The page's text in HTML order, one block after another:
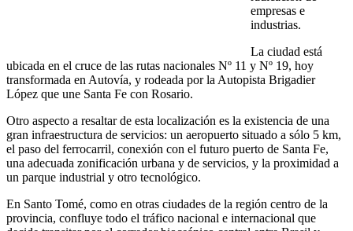
empresas e
industrias.
La ciudad está
ubicada en el cruce de las rutas nacionales Nº 11 y Nº 19, hoy
transformada en Autovía, y rodeada por la Autopista Brigadier
López que une Santa Fe con Rosario.
Otro aspecto a resaltar de esta localización es la existencia de una
gran infraestructura de servicios: un aeropuerto situado a sólo 5 km,
el paso del ferrocarril, conexión con el futuro puerto de Santa Fe,
una adecuada zonificación urbana y de servicios, y la proximidad a
un parque industrial y otro tecnológico.
En Santo Tomé, como en otras ciudades de la región centro de la
provincia, confluye todo el tráfico nacional e internacional que